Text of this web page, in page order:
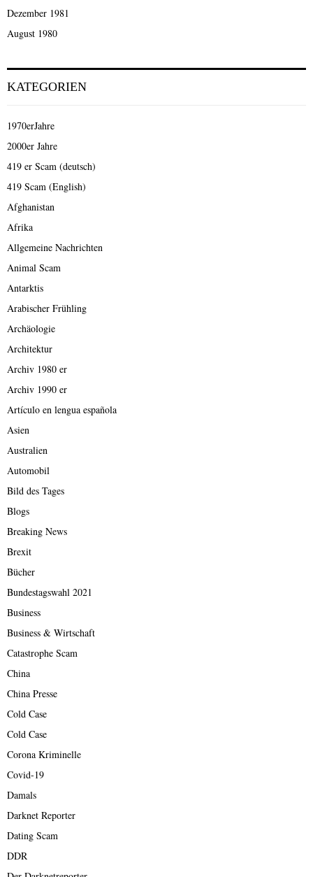
Dezember 1981
August 1980
KATEGORIEN
1970erJahre
2000er Jahre
419 er Scam (deutsch)
419 Scam (English)
Afghanistan
Afrika
Allgemeine Nachrichten
Animal Scam
Antarktis
Arabischer Frühling
Archäologie
Architektur
Archiv 1980 er
Archiv 1990 er
Artículo en lengua española
Asien
Australien
Automobil
Bild des Tages
Blogs
Breaking News
Brexit
Bücher
Bundestagswahl 2021
Business
Business & Wirtschaft
Catastrophe Scam
China
China Presse
Cold Case
Cold Case
Corona Kriminelle
Covid-19
Damals
Darknet Reporter
Dating Scam
DDR